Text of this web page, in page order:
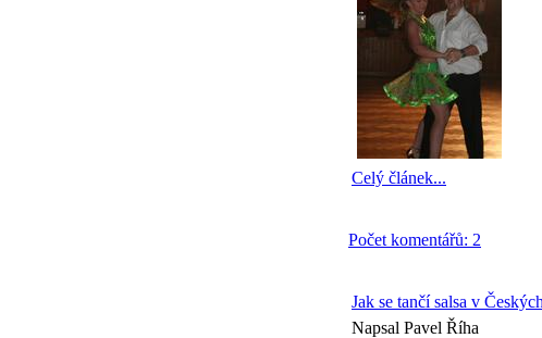
Celý článek...
Počet komentářů: 2
Jak se tančí salsa v
Napsal Pavel Říha